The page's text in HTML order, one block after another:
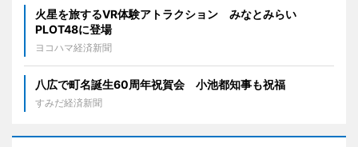
火星を旅するVR体験アトラクション みなとみらい
PLOT48に登場
ヨコハマ経済新聞
八広で町名誕生60周年祝賀会 小池都知事も祝福
すみだ経済新聞